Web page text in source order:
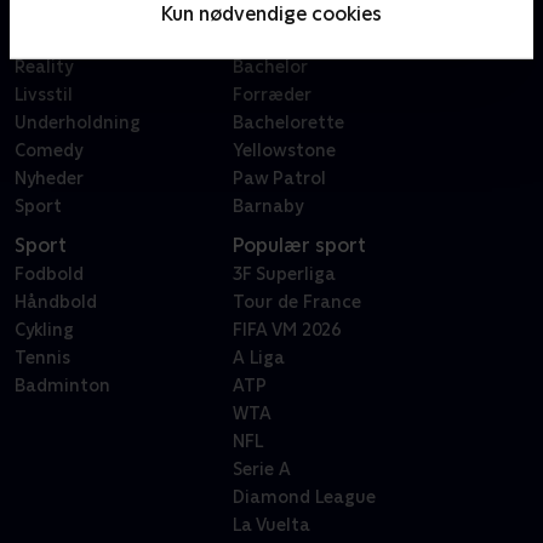
Kun nødvendige cookies
Reality
Livsstil
Underholdning
Comedy
Nyheder
Sport
Sygeplejeskolen
Bachelor
Forræder
Bachelorette
Yellowstone
Paw Patrol
Barnaby
Sport
Fodbold
Håndbold
Cykling
Tennis
Badminton
Populær sport
3F Superliga
Tour de France
FIFA VM 2026
A Liga
ATP
WTA
NFL
Serie A
Diamond League
La Vuelta